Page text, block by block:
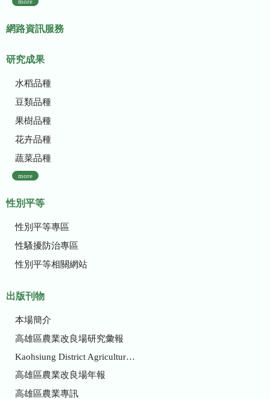
網路資訊服務
研究成果
水稻品種
豆類品種
果樹品種
花卉品種
蔬菜品種
more
性別平等
性別平等專區
性騷擾防治專區
性別平等相關網站
出版刊物
本場簡介
高雄區農業改良場研究彙報
Kaohsiung District Agricultural Research and Extension Station
高雄區農業改良場年報
高雄區農業專訊